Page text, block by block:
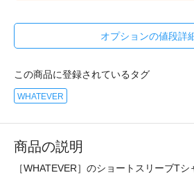
オプションの値段詳
この商品に登録されているタグ
WHATEVER
商品の説明
［WHATEVER］のショートスリーブT